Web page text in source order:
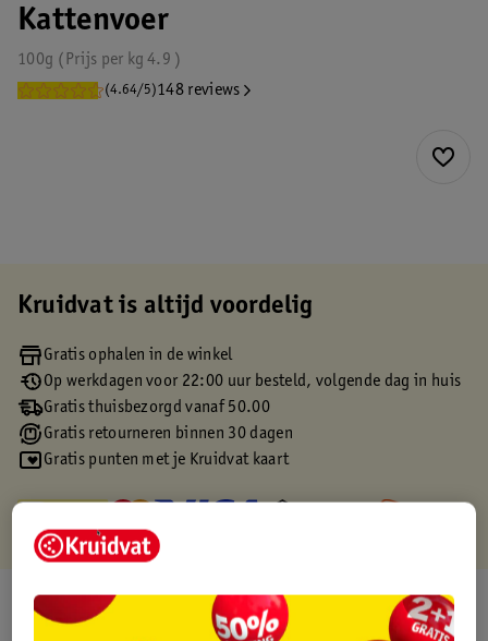
Kattenvoer
100g 4.9
Prijs per kg
(4.64/5)148 reviews
Kruidvat is altijd voordelig
Gratis ophalen in de winkel
Op werkdagen voor 22:00 uur besteld, volgende dag in huis
Gratis thuisbezorgd vanaf 50.00
Gratis retourneren binnen 30 dagen
Gratis punten met je Kruidvat kaart
Over dit product